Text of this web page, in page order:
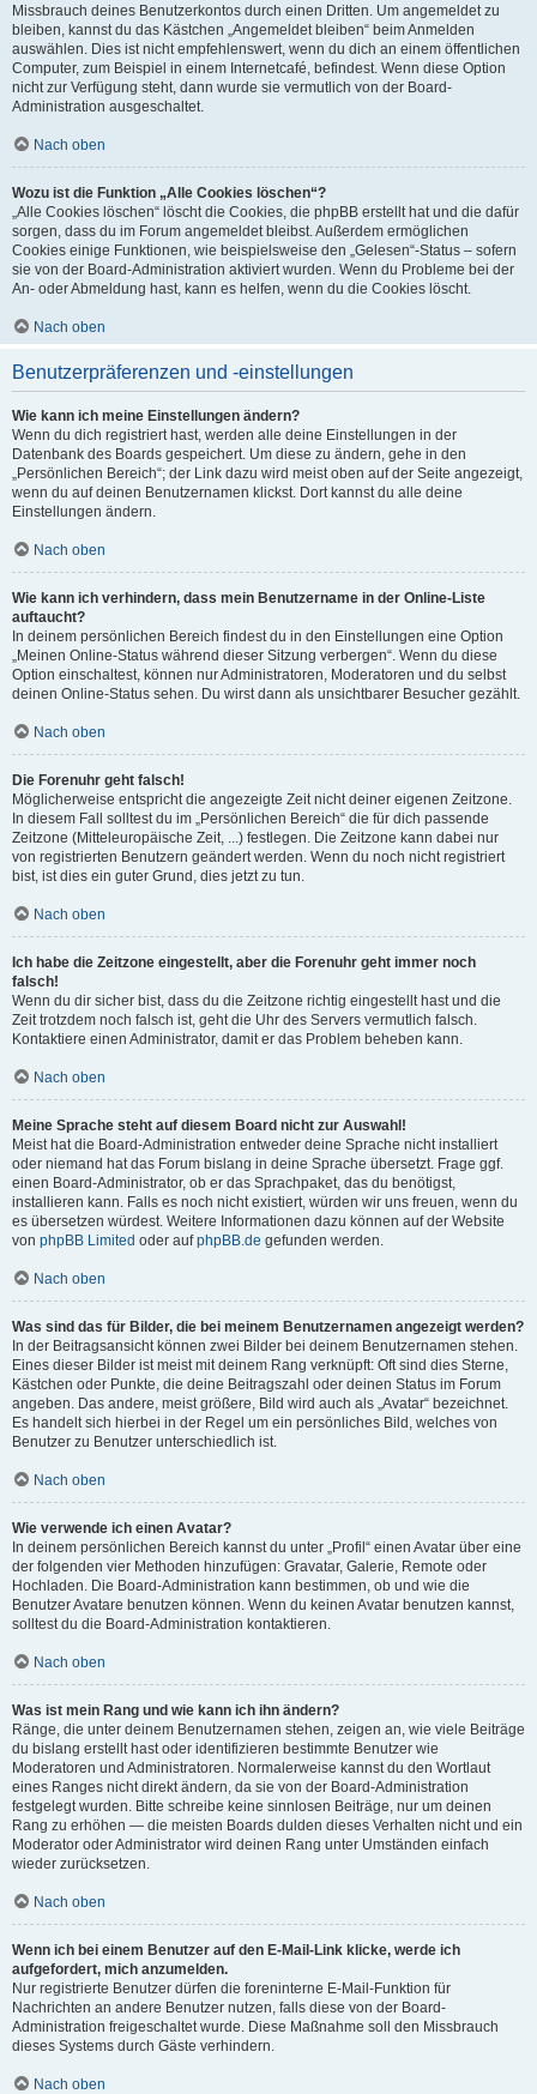
Missbrauch deines Benutzerkontos durch einen Dritten. Um angemeldet zu
bleiben, kannst du das Kästchen „Angemeldet bleiben“ beim Anmelden
auswählen. Dies ist nicht empfehlenswert, wenn du dich an einem öffentlichen
Computer, zum Beispiel in einem Internetcafé, befindest. Wenn diese Option
nicht zur Verfügung steht, dann wurde sie vermutlich von der Board-
Administration ausgeschaltet.
Nach oben
Wozu ist die Funktion „Alle Cookies löschen“?
„Alle Cookies löschen“ löscht die Cookies, die phpBB erstellt hat und die dafür
sorgen, dass du im Forum angemeldet bleibst. Außerdem ermöglichen
Cookies einige Funktionen, wie beispielsweise den „Gelesen“-Status – sofern
sie von der Board-Administration aktiviert wurden. Wenn du Probleme bei der
An- oder Abmeldung hast, kann es helfen, wenn du die Cookies löscht.
Nach oben
Benutzerpräferenzen und -einstellungen
Wie kann ich meine Einstellungen ändern?
Wenn du dich registriert hast, werden alle deine Einstellungen in der
Datenbank des Boards gespeichert. Um diese zu ändern, gehe in den
„Persönlichen Bereich“; der Link dazu wird meist oben auf der Seite angezeigt,
wenn du auf deinen Benutzernamen klickst. Dort kannst du alle deine
Einstellungen ändern.
Nach oben
Wie kann ich verhindern, dass mein Benutzername in der Online-Liste
auftaucht?
In deinem persönlichen Bereich findest du in den Einstellungen eine Option
„Meinen Online-Status während dieser Sitzung verbergen“. Wenn du diese
Option einschaltest, können nur Administratoren, Moderatoren und du selbst
deinen Online-Status sehen. Du wirst dann als unsichtbarer Besucher gezählt.
Nach oben
Die Forenuhr geht falsch!
Möglicherweise entspricht die angezeigte Zeit nicht deiner eigenen Zeitzone.
In diesem Fall solltest du im „Persönlichen Bereich“ die für dich passende
Zeitzone (Mitteleuropäische Zeit, ...) festlegen. Die Zeitzone kann dabei nur
von registrierten Benutzern geändert werden. Wenn du noch nicht registriert
bist, ist dies ein guter Grund, dies jetzt zu tun.
Nach oben
Ich habe die Zeitzone eingestellt, aber die Forenuhr geht immer noch
falsch!
Wenn du dir sicher bist, dass du die Zeitzone richtig eingestellt hast und die
Zeit trotzdem noch falsch ist, geht die Uhr des Servers vermutlich falsch.
Kontaktiere einen Administrator, damit er das Problem beheben kann.
Nach oben
Meine Sprache steht auf diesem Board nicht zur Auswahl!
Meist hat die Board-Administration entweder deine Sprache nicht installiert
oder niemand hat das Forum bislang in deine Sprache übersetzt. Frage ggf.
einen Board-Administrator, ob er das Sprachpaket, das du benötigst,
installieren kann. Falls es noch nicht existiert, würden wir uns freuen, wenn du
es übersetzen würdest. Weitere Informationen dazu können auf der Website
von phpBB Limited oder aufphpBB.de gefunden werden.
Nach oben
Was sind das für Bilder, die bei meinem Benutzernamen angezeigt werden?
In der Beitragsansicht können zwei Bilder bei deinem Benutzernamen stehen.
Eines dieser Bilder ist meist mit deinem Rang verknüpft: Oft sind dies Sterne,
Kästchen oder Punkte, die deine Beitragszahl oder deinen Status im Forum
angeben. Das andere, meist größere, Bild wird auch als „Avatar“ bezeichnet.
Es handelt sich hierbei in der Regel um ein persönliches Bild, welches von
Benutzer zu Benutzer unterschiedlich ist.
Nach oben
Wie verwende ich einen Avatar?
In deinem persönlichen Bereich kannst du unter „Profil“ einen Avatar über eine
der folgenden vier Methoden hinzufügen: Gravatar, Galerie, Remote oder
Hochladen. Die Board-Administration kann bestimmen, ob und wie die
Benutzer Avatare benutzen können. Wenn du keinen Avatar benutzen kannst,
solltest du die Board-Administration kontaktieren.
Nach oben
Was ist mein Rang und wie kann ich ihn ändern?
Ränge, die unter deinem Benutzernamen stehen, zeigen an, wie viele Beiträge
du bislang erstellt hast oder identifizieren bestimmte Benutzer wie
Moderatoren und Administratoren. Normalerweise kannst du den Wortlaut
eines Ranges nicht direkt ändern, da sie von der Board-Administration
festgelegt wurden. Bitte schreibe keine sinnlosen Beiträge, nur um deinen
Rang zu erhöhen — die meisten Boards dulden dieses Verhalten nicht und ein
Moderator oder Administrator wird deinen Rang unter Umständen einfach
wieder zurücksetzen.
Nach oben
Wenn ich bei einem Benutzer auf den E-Mail-Link klicke, werde ich
aufgefordert, mich anzumelden.
Nur registrierte Benutzer dürfen die foreninterne E-Mail-Funktion für
Nachrichten an andere Benutzer nutzen, falls diese von der Board-
Administration freigeschaltet wurde. Diese Maßnahme soll den Missbrauch
dieses Systems durch Gäste verhindern.
Nach oben